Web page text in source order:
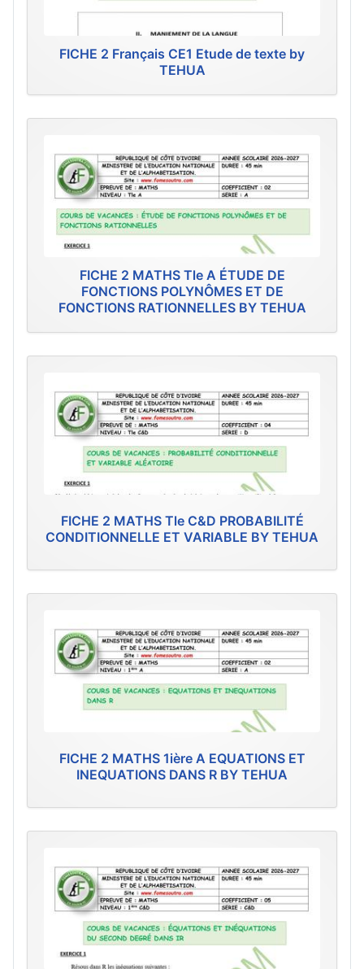
FICHE 2 Français CE1 Etude de texte by
TEHUA
FICHE 2 MATHS Tle A ÉTUDE DE
FONCTIONS POLYNÔMES ET DE
FONCTIONS RATIONNELLES BY TEHUA
FICHE 2 MATHS Tle C&D PROBABILITÉ
CONDITIONNELLE ET VARIABLE BY TEHUA
FICHE 2 MATHS 1ière A EQUATIONS ET
INEQUATIONS DANS R BY TEHUA